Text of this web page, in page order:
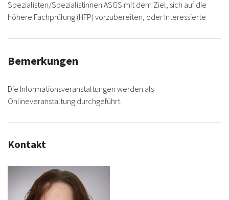
Spezialisten/Spezialistinnen ASGS mit dem Ziel, sich auf die
höhere Fachprüfung (HFP) vorzubereiten, oder Interessierte
Bemerkungen
Die Informationsveranstaltungen werden als
Onlineveranstaltung durchgeführt.
Kontakt